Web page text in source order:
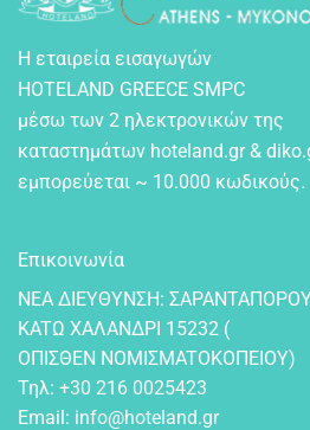
Η εταιρεία εισαγωγών
HOTELAND GREECE SMPC
μέσω των 2 ηλεκτρονικών της
καταστημάτων hoteland.gr &
εμπορεύεται ~ 10.000 κωδικούς.
Επικοινωνία
NEA ΔIEYΘYNΣH:
KATΩ XAΛANΔPI 15232 (
OΠIΣΘEN NOMIΣMATOKOΠEIOY)
Τηλ: +30 216 0025423
Email: info@hoteland.gr